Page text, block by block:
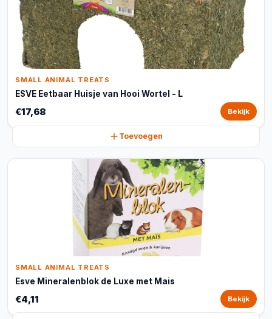
SMALL ANIMAL TREATS
ESVE Eetbaar Huisje van Hooi Wortel - L
€17,68 Bekijk
Toevoegen
SMALL ANIMAL TREATS
Esve Mineralenblok de Luxe met Mais
€4,11 Bekijk